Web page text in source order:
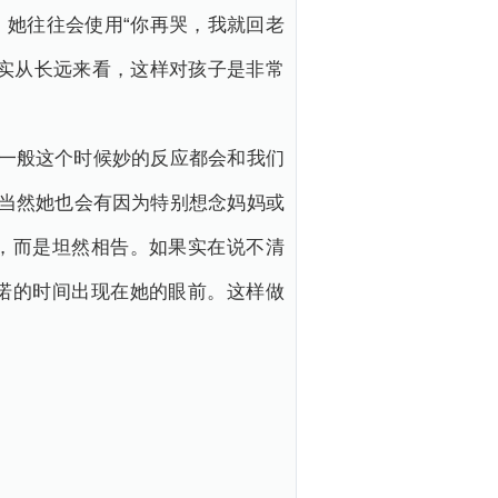
往往会使用“你再哭，我就回老
从长远来看，这样对孩子是非常
般这个时候妙的反应都会和我们
然她也会有因为特别想念妈妈或
而是坦然相告。如果实在说不清
的时间出现在她的眼前。这样做